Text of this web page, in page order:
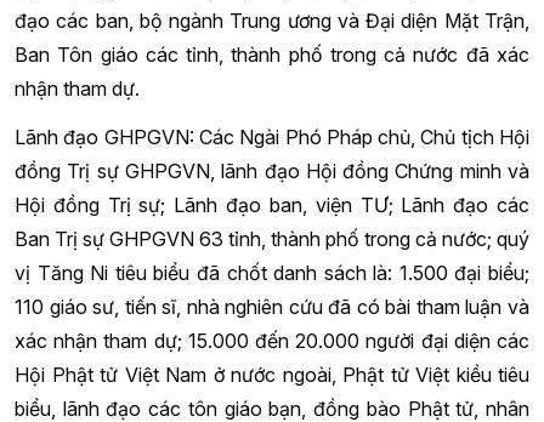
đạo các ban, bộ ngành Trung ương và Đại diện Mặt Trận,
Ban Tôn giáo các tỉnh, thành phố trong cả nước đã xác
nhận tham dự.
Lãnh đạo GHPGVN: Các Ngài Phó Pháp chủ, Chủ tịch Hội
đồng Trị sự GHPGVN, lãnh đạo Hội đồng Chứng minh và
Hội đồng Trị sự; Lãnh đạo ban, viện TƯ; Lãnh đạo các
Ban Trị sự GHPGVN 63 tỉnh, thành phố trong cả nước; quý
vị Tăng Ni tiêu biểu đã chốt danh sách là: 1.500 đại biểu;
110 giáo sư, tiến sĩ, nhà nghiên cứu đã có bài tham luận và
xác nhận tham dự; 15.000 đến 20.000 người đại diện các
Hội Phật tử Việt Nam ở nước ngoài, Phật tử Việt kiều tiêu
biểu, lãnh đạo các tôn giáo bạn, đồng bào Phật tử, nhân